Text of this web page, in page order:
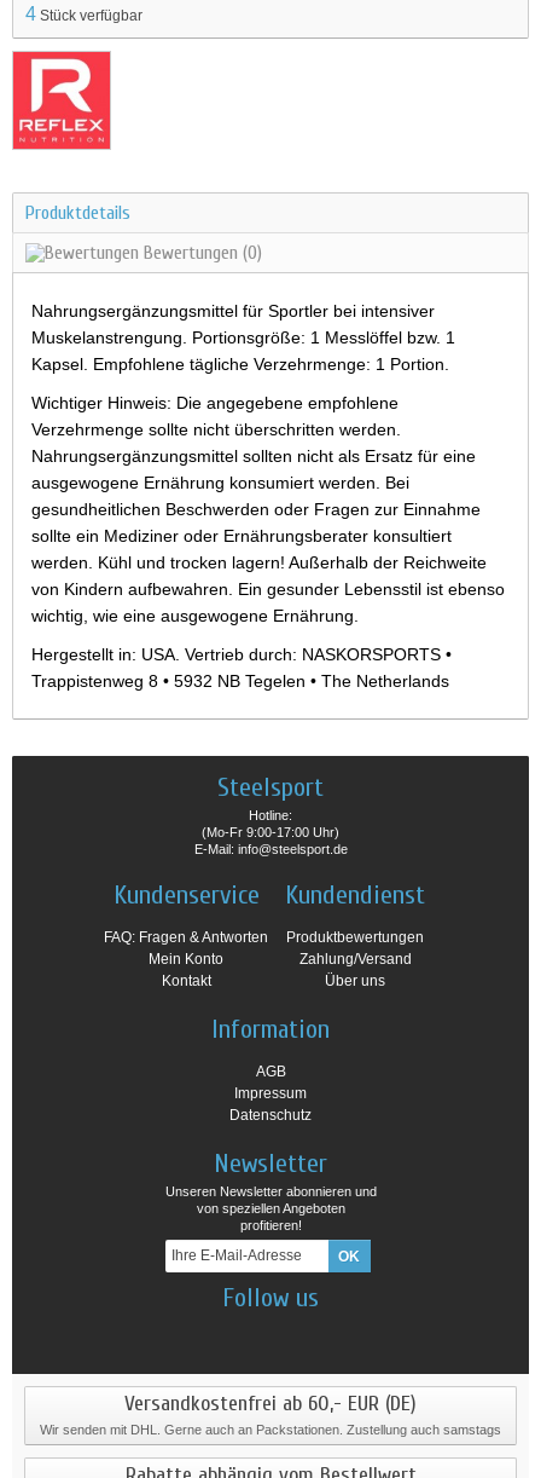
4 Stück verfügbar
Produktdetails
Bewertungen (0)
Nahrungsergänzungsmittel für Sportler bei intensiver
Muskelanstrengung. Portionsgröße: 1 Messlöffel bzw. 1
Kapsel. Empfohlene tägliche Verzehrmenge: 1 Portion.
Wichtiger Hinweis: Die angegebene empfohlene
Verzehrmenge sollte nicht überschritten werden.
Nahrungsergänzungsmittel sollten nicht als Ersatz für eine
ausgewogene Ernährung konsumiert werden. Bei
gesundheitlichen Beschwerden oder Fragen zur Einnahme
sollte ein Mediziner oder Ernährungsberater konsultiert
werden. Kühl und trocken lagern! Außerhalb der Reichweite
von Kindern aufbewahren. Ein gesunder Lebensstil ist ebenso
wichtig, wie eine ausgewogene Ernährung.
Hergestellt in: USA. Vertrieb durch: NASKORSPORTS •
Trappistenweg 8 • 5932 NB Tegelen • The Netherlands
Steelsport
Hotline:
(Mo-Fr 9:00-17:00 Uhr)
E-Mail: info@steelsport.de
Kundenservice
FAQ: Fragen & Antworten
Mein Konto
Kontakt
Kundendienst
Produktbewertungen
Zahlung/Versand
Über uns
Information
AGB
Impressum
Datenschutz
Newsletter
Unseren Newsletter abonnieren und
von speziellen Angeboten
profitieren!
Follow us
Versandkostenfrei ab 60,- EUR (DE)
Wir senden mit DHL. Gerne auch an Packstationen. Zustellung auch samstags